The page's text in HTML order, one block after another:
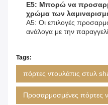
Ε5: Μπορώ να
χρώμα των
Α5: Οι επιλογές
ανάλογα με την
Tags:
πόρτες ντουλάπις στυλ
Προσαρμοσμένες πόρτες